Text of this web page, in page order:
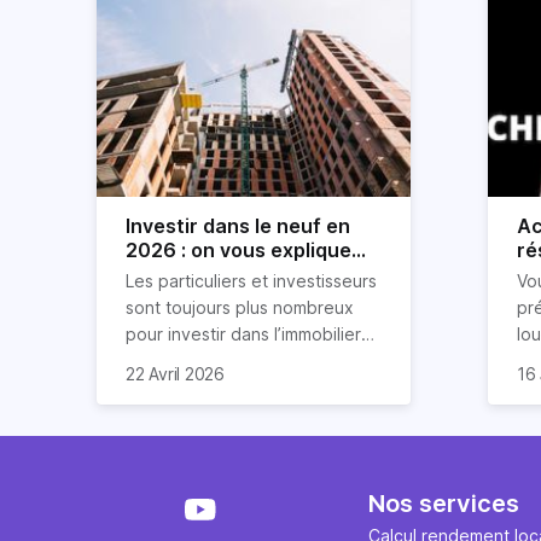
Investir dans le neuf en
2026 : on vous explique
tout !
Les particuliers et investisseurs
sont toujours plus nombreux
pour investir dans l’immobilier
nombreux avantages à choisir
expliquons tout dans cet
22 Avril 2026 16
Nos services
Calcul rendement